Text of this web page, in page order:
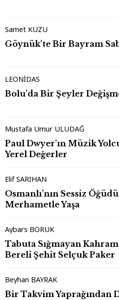
Samet KUZU
Göynük'te Bir Bayram
LEONİDAS
Bolu'da Bir Şeyler
Mustafa Umur ULUDAĞ
Paul Dwyer'ın Müzik
Yerel Değerler
Elif SARIHAN
Osmanlı’nın Sessiz
Merhametle Yaşa
Aybars BORUK
Tabuta Sığmayan
Bereli Şehit Selçuk Paker
Beyhan BAYRAK
Bir Takvim Yaprağından